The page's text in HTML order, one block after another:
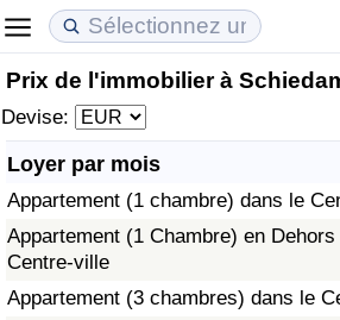
Prix de l'immobilier à
Devise:
Loyer par mois
Appartement (1 chambre) dans le
Appartement (1 Chambre) en Dehors
Centre-ville
Appartement (3 chambres) dans le
Coût de la vie
Indice du Coût de la Vie (Actuel)
Indice du Coût de la Vie
Indice du coût de la vie par pays
Prix de l'immobilier
Indice des Prix de l'immobilier
Indice des Prix de l'immobilier
Indice des Prix de l'immobilier par
Qualité de Vie
Indice de Qualité de Vie
Indice de Qualité de Vie (Actuel)
Indice de qualité de vie par pays